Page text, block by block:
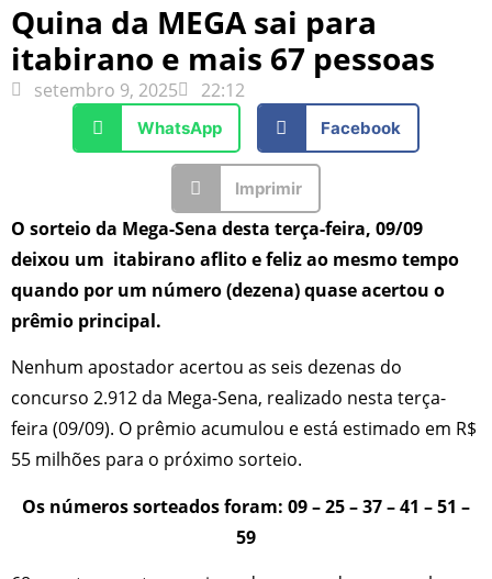
Quina da MEGA sai para
itabirano e mais 67 pessoas
setembro 9, 2025 22:12
WhatsApp Facebook
Imprimir
O sorteio da Mega-Sena desta terça-feira, 09/09
deixou um itabirano aflito e feliz ao mesmo tempo
quando por um número (dezena) quase acertou o
prêmio principal.
Nenhum apostador acertou as seis dezenas do
concurso 2.912 da Mega-Sena, realizado nesta terça-
feira (09/09). O prêmio acumulou e está estimado em R$
55 milhões para o próximo sorteio.
Os números sorteados foram: 09 – 25 – 37 – 41 – 51 –
59